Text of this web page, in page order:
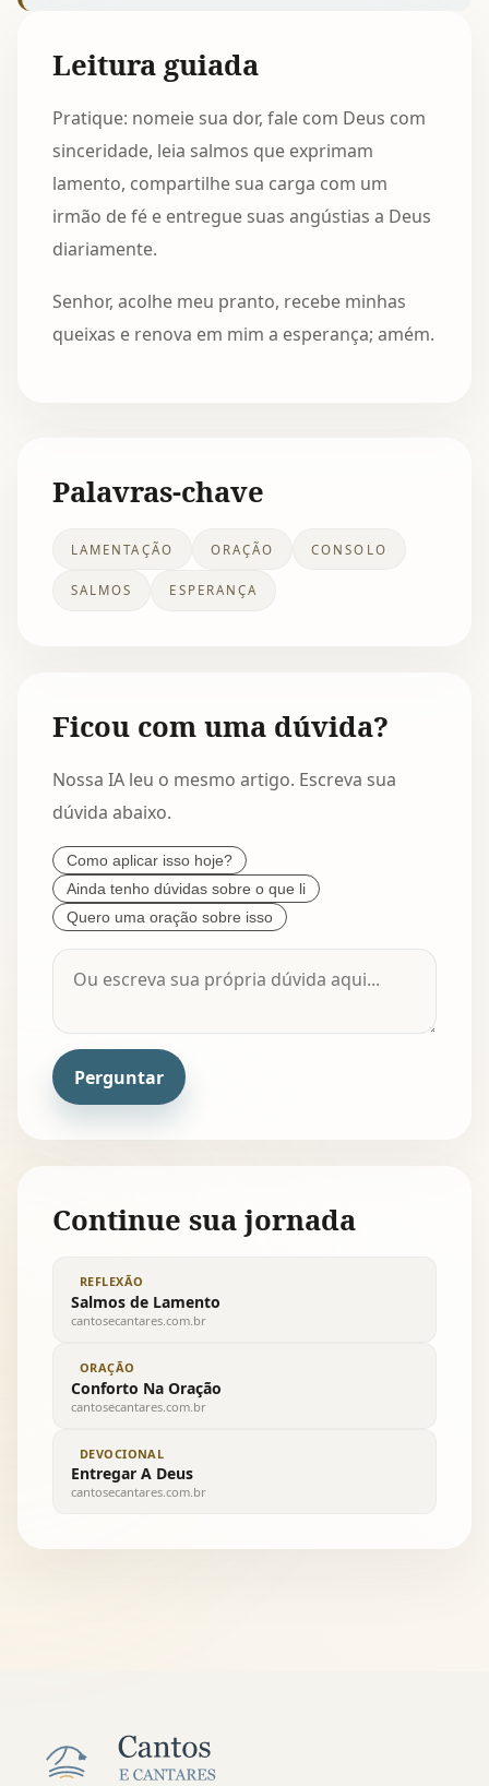
Leitura guiada
Pratique: nomeie sua dor, fale com Deus com
sinceridade, leia salmos que exprimam
lamento, compartilhe sua carga com um
irmão de fé e entregue suas angústias a Deus
diariamente.
Senhor, acolhe meu pranto, recebe minhas
queixas e renova em mim a esperança; amém.
Palavras-chave
LAMENTAÇÃO ORAÇÃO CONSOLO
SALMOS ESPERANÇA
Ficou com uma dúvida?
Nossa IA leu o mesmo artigo. Escreva sua
dúvida abaixo.
Como aplicar isso hoje?
Ainda tenho dúvidas sobre o que li
Quero uma oração sobre isso
Perguntar
Continue sua jornada
REFLEXÃO
Salmos de Lamento
cantosecantares.com.br
ORAÇÃO
Conforto Na Oração
cantosecantares.com.br
DEVOCIONAL
Entregar A Deus
cantosecantares.com.br